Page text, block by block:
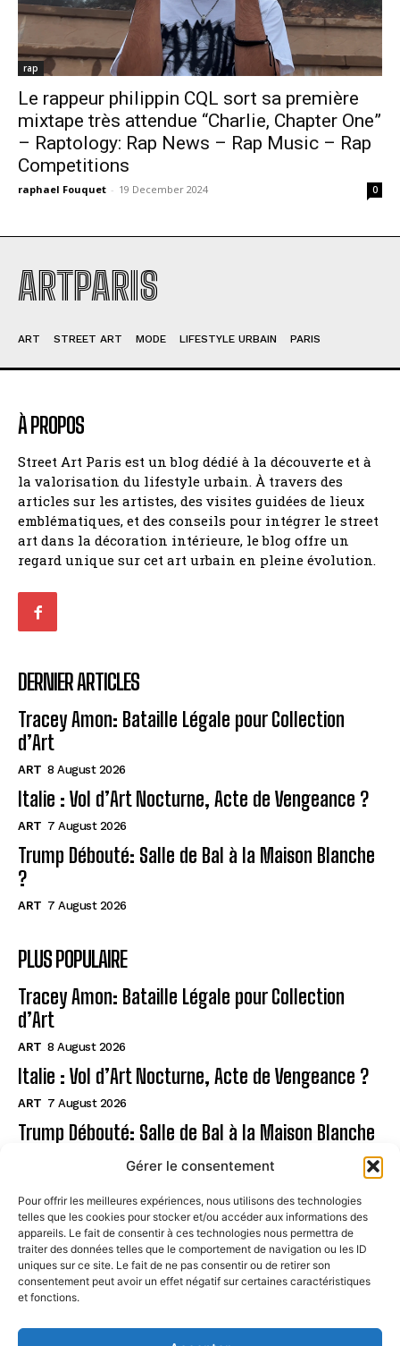
Gérer le consentement
Pour offrir les meilleures expériences, nous utilisons des technologies
telles que les cookies pour stocker et/ou accéder aux informations des
appareils. Le fait de consentir à ces technologies nous permettra de
traiter des données telles que le comportement de navigation ou les ID
uniques sur ce site. Le fait de ne pas consentir ou de retirer son
consentement peut avoir un effet négatif sur certaines caractéristiques
et fonctions.
rap
Le rappeur philippin CQL sort sa première
mixtape très attendue “Charlie, Chapter One”
– Raptology: Rap News – Rap Music – Rap
Competitions
raphael Fouquet - 19 December 2024 0
ARTPARIS
ART STREET ART MODE LIFESTYLE URBAIN PARIS
À PROPOS
Street Art Paris est un blog dédié à la découverte et à
la valorisation du lifestyle urbain. À travers des
articles sur les artistes, des visites guidées de lieux
emblématiques, et des conseils pour intégrer le street
art dans la décoration intérieure, le blog offre un
regard unique sur cet art urbain en pleine évolution.
DERNIER ARTICLES
Tracey Amon: Bataille Légale pour Collection
d’Art
ART 8 August 2026
Italie : Vol d’Art Nocturne, Acte de Vengeance ?
ART 7 August 2026
Trump Débouté: Salle de Bal à la Maison Blanche
?
ART 7 August 2026
PLUS POPULAIRE
Tracey Amon: Bataille Légale pour Collection
d’Art
ART 8 August 2026
Italie : Vol d’Art Nocturne, Acte de Vengeance ?
ART 7 August 2026
Trump Débouté: Salle de Bal à la Maison Blanche
Page
CONTACT
MENTIONS LÉGALES